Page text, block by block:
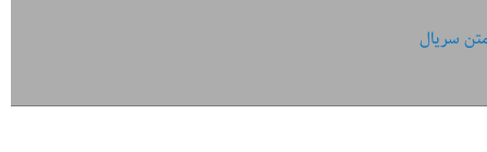
سریال